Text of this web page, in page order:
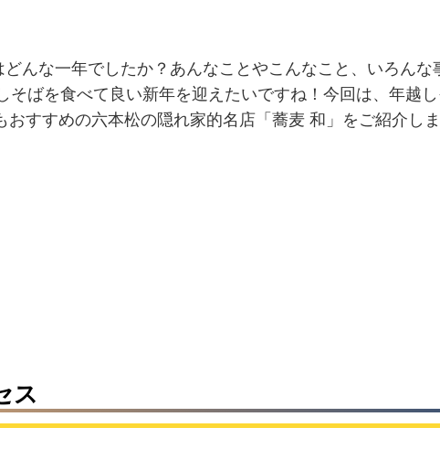
んな一年でしたか？あんなことやこんなこと、いろんな
ばを食べて良い新年を迎えたいですね！今回は、年越
すすめの六本松の隠れ家的名店「蕎麦 和」をご紹介しま
ス